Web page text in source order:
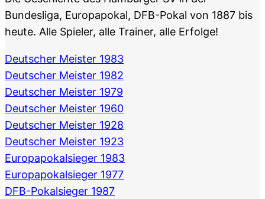
Bundesliga, Europapokal, DFB-Pokal von 1887 bis
heute. Alle Spieler, alle Trainer, alle Erfolge!
Deutscher Meister 1983
Deutscher Meister 1982
Deutscher Meister 1979
Deutscher Meister 1960
Deutscher Meister 1928
Deutscher Meister 1923
Europapokalsieger 1983
Europapokalsieger 1977
DFB-Pokalsieger 1987